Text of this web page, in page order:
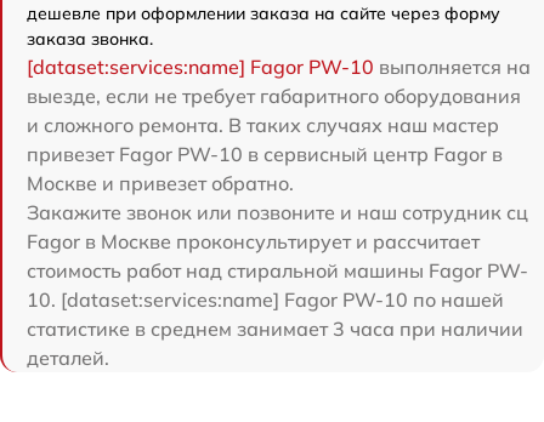
дешевле при оформлении заказа на сайте через форму
заказа звонка.
[dataset:services:name] Fagor PW-10 выполняется на
выезде, если не требует габаритного оборудования
и сложного ремонта. В таких случаях наш мастер
привезет Fagor PW-10 в сервисный центр Fagor в
Москве и привезет обратно.
Закажите звонок или позвоните и наш сотрудник сц
Fagor в Москве проконсультирует и рассчитает
стоимость работ над стиральной машины Fagor PW-
10. [dataset:services:name] Fagor PW-10 по нашей
статистике в среднем занимает 3 часа при наличии
деталей.